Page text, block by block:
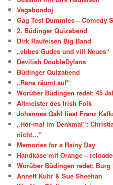
Vagabondoj
Gag Test Dummies – Comedy
2. Büdinger Quizabend
Dirk Raufeisen Big Band
„ebbes Gudes und vill Neues“
Devilish DoubleDylans
Büdinger Quizabend
„Rena räumt auf“
Worüber Büdingen redet: 45
Altmeister des Irish Folk
Johannes Gahl liest Franz
„Hör-mal im Denkmal“:
nicht…“
Memories for a Rainy Day
Handkäse mit Orange –
Worüber Büdingen redet: Burg
Annett Kuhr & Sue Sheehan